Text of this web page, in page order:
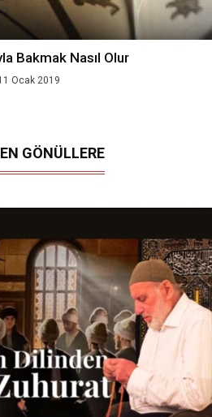
Bakmak Nasıl Olur
Ocak 2019
GÖNÜLLERE